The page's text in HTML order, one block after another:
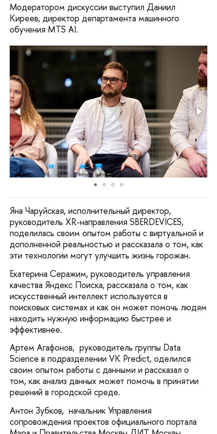
Модератором дискуссии выступил Даниил
Киреев, директор департамента машинного
обучения MTS AI.
Яна Чаруйская, исполнительный директор,
руководитель XR-направления SBERDEVICES,
поделилась своим опытом работы с виртуальной и
дополненной реальностью и рассказала о том, как
эти технологии могут улучшить жизнь горожан.
Екатерина Серажим, руководитель управления
качества Яндекс Поиска, рассказала о том, как
искусственный интеллект используется в
поисковых системах и как он может помочь людям
находить нужную информацию быстрее и
эффективнее.
Артем Агафонов, руководитель группы Data
Science в подразделении VK Predict, оделился
своим опытом работы с данными и рассказал о
том, как анализ данных может помочь в принятии
решений в городской среде.
Антон Зубков, начальник Управления
сопровождения проектов официального портала